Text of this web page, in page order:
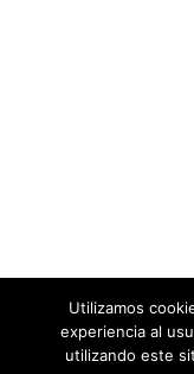
Utilizamos
experiencia al
utilizando este